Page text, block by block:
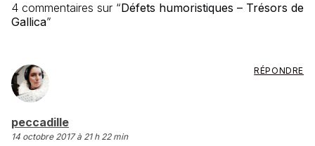
4 commentaires sur “Défets humoristiques – Trésors de
Gallica”
peccadille
14 octobre 2017 à 21 h 22 min
RÉPONDRE